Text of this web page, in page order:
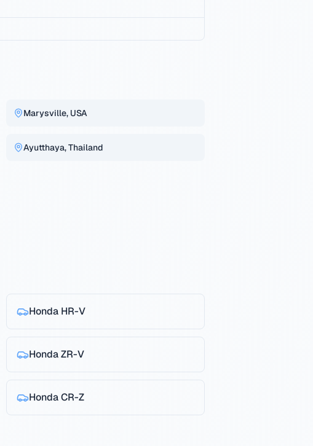
Marysville, USA
Ayutthaya, Thailand
Honda HR-V
Honda ZR-V
Honda CR-Z